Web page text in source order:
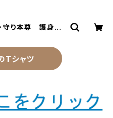
・守り本尊 護身護
音様のお守り)
Tシャツ